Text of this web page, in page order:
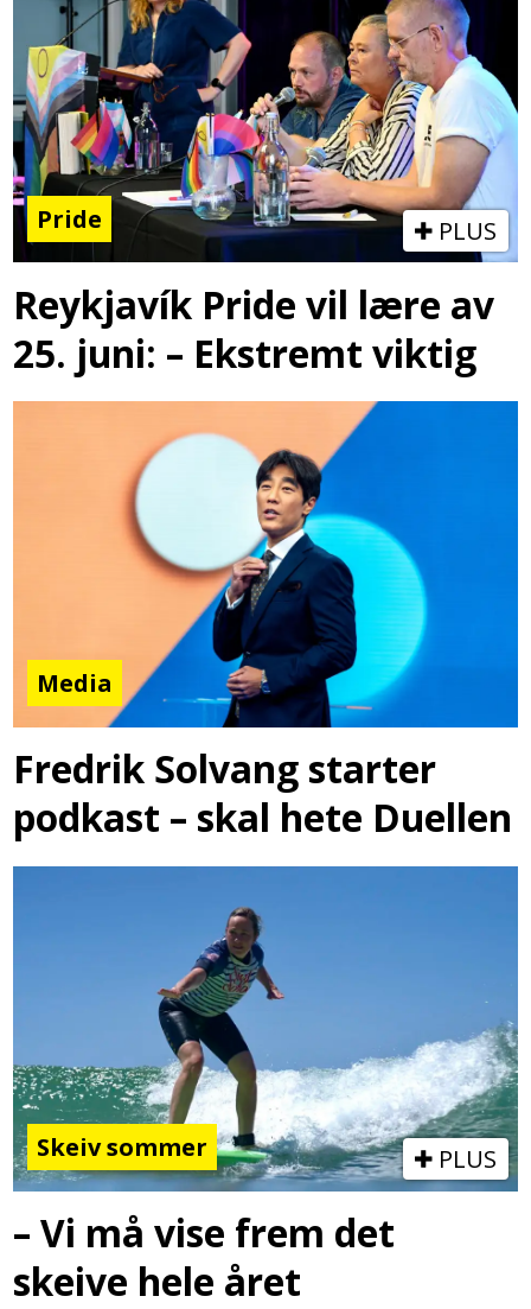
Pride PLUS
Reykjavík Pride vil lære av
25. juni: – Ekstremt viktig
Media
Fredrik Solvang starter
podkast – skal hete Duellen
Skeiv sommer PLUS
– Vi må vise frem det
skeive hele året